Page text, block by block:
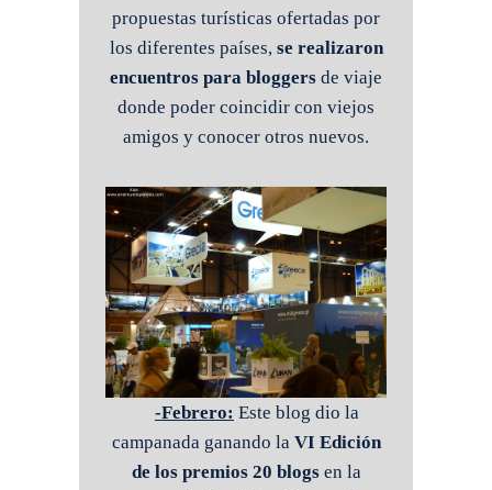
propuestas turísticas ofertadas por
los diferentes países, se realizaron
encuentros para bloggers de viaje
donde poder coincidir con viejos
amigos y conocer otros nuevos.
-Febrero: Este blog dio la
campanada ganando la VI Edición
de los premios 20 blogsen la